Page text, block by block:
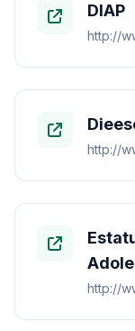
DIAP
http://
http://